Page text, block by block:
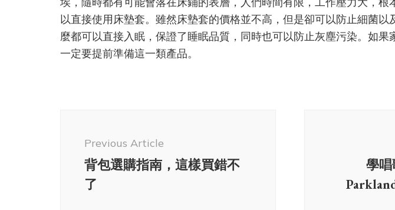
以直接使用床墊套。雖然床墊套的價格並不高，但是卻可以防止細菌以
麼都可以直接入眠，保證了睡眠品質，同時也可以防止灰塵污染。如果
一定要提前準備這一類產品。
Navigation
Previous Article
背包選購指南，這樣買錯不
了
學唱